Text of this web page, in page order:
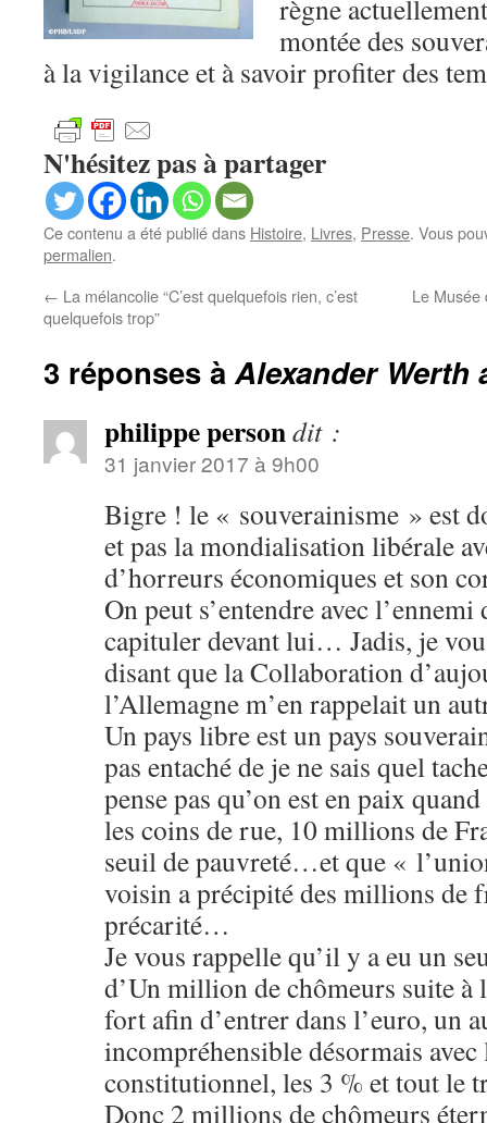
règne
montée des
à la vigilance et à savoir profiter des
N'hésitez pas à partager
Ce contenu a été publié dans Histoire, Livres, Presse. Vous
permalien.
← La mélancolie “C’est quelquefois rien, c’est
quelquefois trop”
Le
3 réponses àAlexander Werth
philippe persondit :
31 janvier 2017 à 9h00
Bigre ! le « souverainisme » est
et pas la mondialisation libérale
d’horreurs économiques et son
On peut s’entendre avec
capituler devant lui… Jadis, je
disant que la Collaboration
l’Allemagne m’en rappelait un
Un pays libre est un pays
pas entaché de je ne sais quel
pense pas qu’on est en paix
les coins de rue, 10 millions de
seuil de pauvreté…et que «
voisin a précipité des millions de
précarité…
Je vous rappelle qu’il y a eu un
d’Un million de chômeurs suite
fort afin d’entrer dans l’euro, un
incompréhensible désormais avec
constitutionnel, les 3 % et tout le
Donc 2 millions de chômeurs